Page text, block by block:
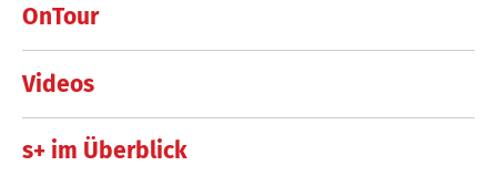
OnTour
Videos
s+ im Überblick